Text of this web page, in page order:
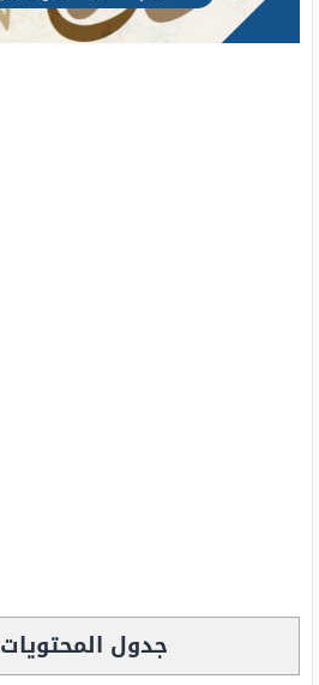
جدول المحتويات